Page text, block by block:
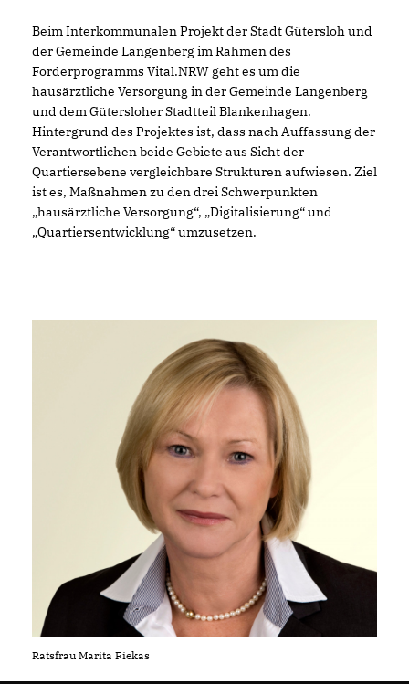
Beim Interkommunalen Projekt der Stadt Gütersloh und
der Gemeinde Langenberg im Rahmen des
Förderprogramms Vital.NRW geht es um die
hausärztliche Versorgung in der Gemeinde Langenberg
und dem Gütersloher Stadtteil Blankenhagen.
Hintergrund des Projektes ist, dass nach Auffassung der
Verantwortlichen beide Gebiete aus Sicht der
Quartiersebene vergleichbare Strukturen aufwiesen. Ziel
ist es, Maßnahmen zu den drei Schwerpunkten
hausärztliche Versorgung“, „Digitalisierung“ und
Quartiersentwicklung“ umzusetzen.
Ratsfrau Marita Fiekas